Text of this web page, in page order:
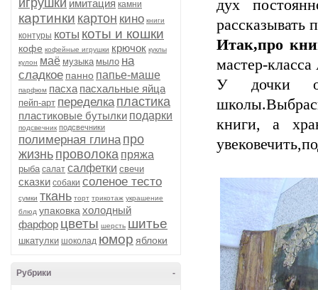
игрушки имитация камни
картинки картон кино книги
контуры коты коты и кошки
кофе кофейные игрушки крючок куклы
кулон маё музыка мыло на
сладкое панно папье-маше
парфюм пасха пасхальные яйца
пейп-арт переделка пластика
пластиковые бутылки подарки
подсвечник подсвечники
полимерная глина про
жизнь проволока пряжа
рыба салат салфетки свечи
сказки собаки соленое тесто
сумки ткань торт трикотаж украшение
блюд упаковка холодный
фарфор цветы шерсть шитье
шкатулки шоколад юмор яблоки
-
Рубрики
дух
рассказывать
Итак,про
мастер-
У дочки
книги, а